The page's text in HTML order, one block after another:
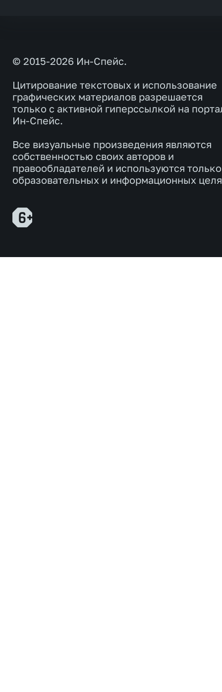
© 2015-2026 Ин-Спейс.
Цитирование текстовых и использование
графических материалов разрешается
только с активной гиперссылкой на
Ин-Спейс.
Все визуальные произведения являются
собственностью своих авторов и
правообладателей и используются
образовательных и информационных